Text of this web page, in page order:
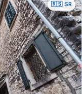
🇷🇸 SR